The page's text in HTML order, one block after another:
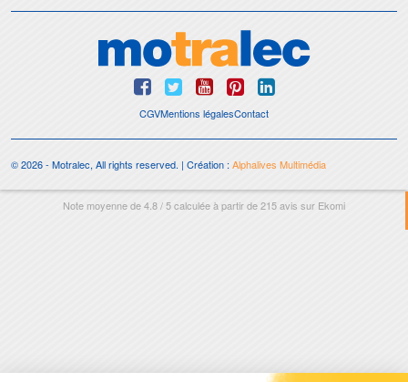
CGVMentions légalesContact
© 2026 - Motralec, All rights reserved. | Création : Alphalives Multimédia
Note moyenne de4.8/5calculée à partir de215avis sur Ekomi